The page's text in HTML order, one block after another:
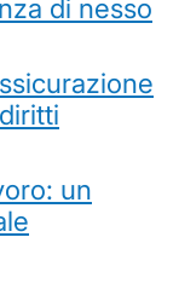
di nesso
un